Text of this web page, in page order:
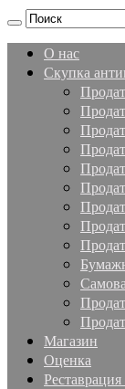
О нас
Скупка
Магазин
Оценка